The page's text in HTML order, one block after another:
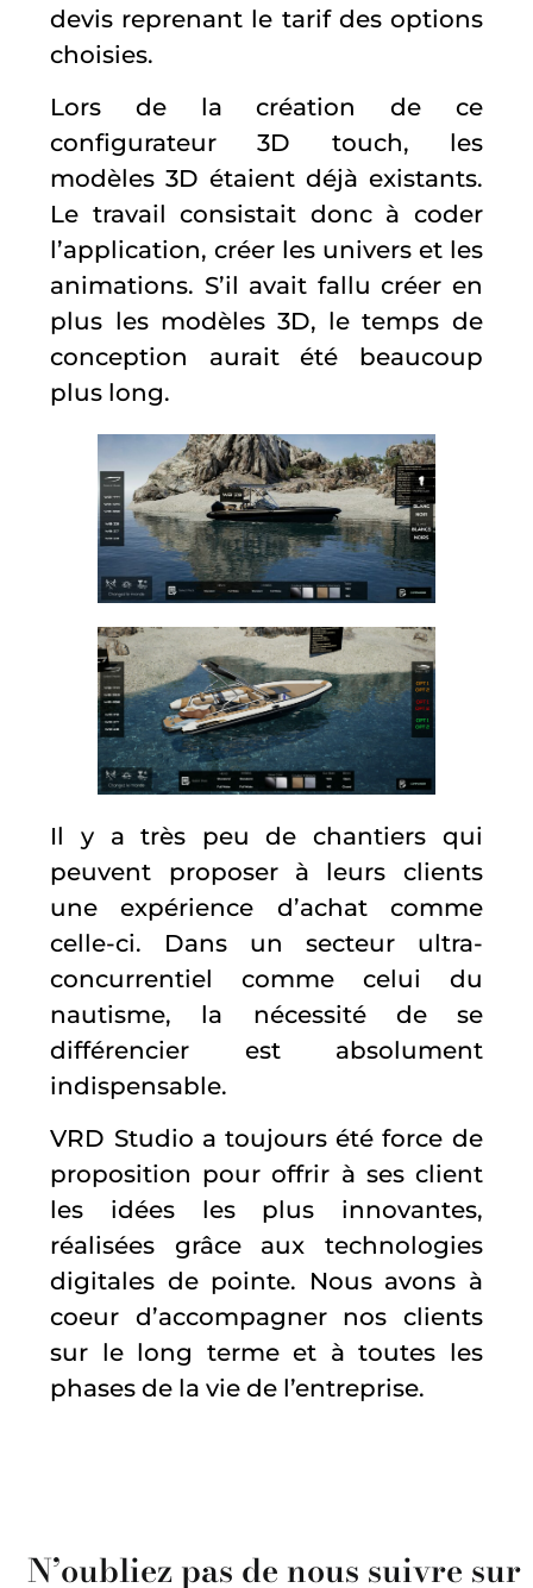
devis reprenant le tarif des options
choisies.
Lors de la création de ce
configurateur 3D touch, les
modèles 3D étaient déjà existants.
Le travail consistait donc à coder
l’application, créer les univers et les
animations. S’il avait fallu créer en
plus les modèles 3D, le temps de
conception aurait été beaucoup
plus long.
Il y a très peu de chantiers qui
peuvent proposer à leurs clients
une expérience d’achat comme
celle-ci. Dans un secteur ultra-
concurrentiel comme celui du
nautisme, la nécessité de se
différencier est absolument
indispensable.
VRD Studio a toujours été force de
proposition pour offrir à ses client
les idées les plus innovantes,
réalisées grâce aux technologies
digitales de pointe. Nous avons à
coeur d’accompagner nos clients
sur le long terme et à toutes les
phases de la vie de l’entreprise.
N’oubliez pas de nous suivre sur